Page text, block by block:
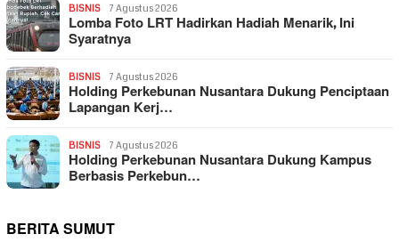
BISNIS 7 Agustus 2026
Lomba Foto LRT Hadirkan Hadiah Menarik, Ini
Syaratnya
BISNIS 7 Agustus 2026
Holding Perkebunan Nusantara Dukung Penciptaan
Lapangan Kerj…
BISNIS 7 Agustus 2026
Holding Perkebunan Nusantara Dukung Kampus
Berbasis Perkebun…
BERITA SUMUT